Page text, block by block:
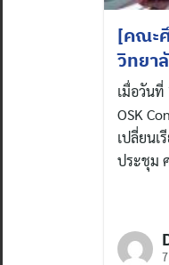
[คณะ
วิทยา
เมื่อวัน
OSK
เปลี่ยนเ
ประชุม